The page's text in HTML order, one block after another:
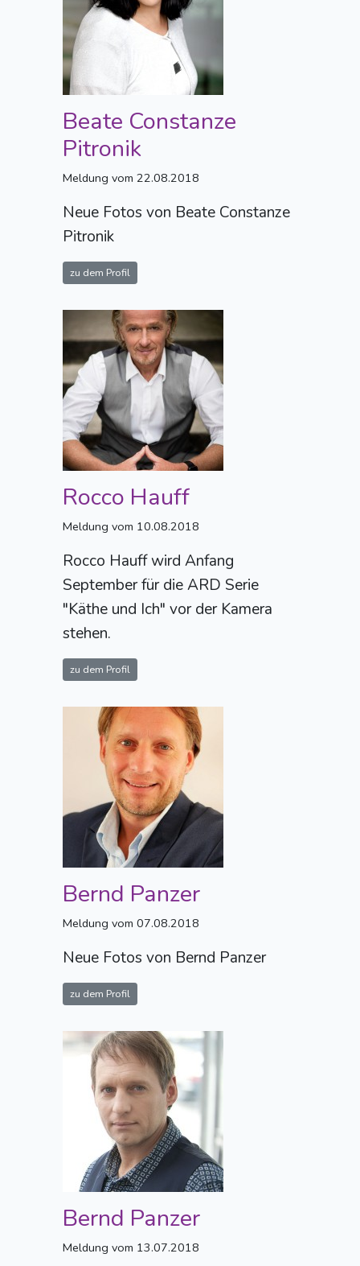
Beate Constanze
Pitronik
Meldung vom 22.08.2018
Neue Fotos von Beate Constanze
Pitronik
zu dem Profil
Rocco Hauff
Meldung vom 10.08.2018
Rocco Hauff wird Anfang
September für die ARD Serie
"Käthe und Ich" vor der Kamera
stehen.
zu dem Profil
Bernd Panzer
Meldung vom 07.08.2018
Neue Fotos von Bernd Panzer
zu dem Profil
Bernd Panzer
Meldung vom 13.07.2018